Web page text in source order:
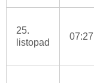
25.
listopad
07:27